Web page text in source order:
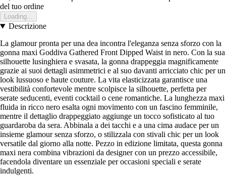
del tuo ordine
Loading...
Descrizione
La glamour pronta per una dea incontra l'eleganza senza sforzo con la
gonna maxi Goddiva Gathered Front Dipped Waist in nero. Con la sua
silhouette lusinghiera e svasata, la gonna drappeggia magnificamente
grazie ai suoi dettagli asimmetrici e al suo davanti arricciato chic per un
look lussuoso e haute couture. La vita elasticizzata garantisce una
vestibilità confortevole mentre scolpisce la silhouette, perfetta per
serate seducenti, eventi cocktail o cene romantiche. La lunghezza maxi
fluida in ricco nero esalta ogni movimento con un fascino femminile,
mentre il dettaglio drappeggiato aggiunge un tocco sofisticato al tuo
guardaroba da sera. Abbinala a dei tacchi e a una cima audace per un
insieme glamour senza sforzo, o stilizzala con stivali chic per un look
versatile dal giorno alla notte. Pezzo in edizione limitata, questa gonna
maxi nera combina vibrazioni da designer con un prezzo accessibile,
facendola diventare un essenziale per occasioni speciali e serate
indulgenti.